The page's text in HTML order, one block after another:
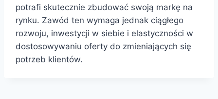
potrafi skutecznie zbudować swoją markę na
rynku. Zawód ten wymaga jednak ciągłego
rozwoju, inwestycji w siebie i elastyczności w
dostosowywaniu oferty do zmieniających się
potrzeb klientów.